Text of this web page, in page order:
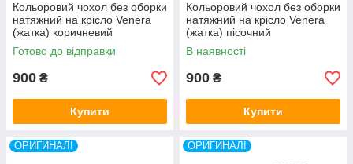
Кольоровий чохол без оборки
натяжний на крісло Venera
(жатка) коричневий
Готово до відправки
900 ₴
Купити
Кольоровий чохол без оборки
натяжний на крісло Venera
(жатка) пісочний
В наявності
900 ₴
Купити
ОРИГИНАЛ! ОРИГИНАЛ!